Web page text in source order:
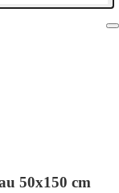
50x150 cm